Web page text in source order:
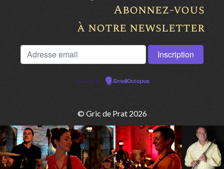
Abonnez-vous
à notre newsletter
Powered by EmailOctopus
© Gric de Prat 2026